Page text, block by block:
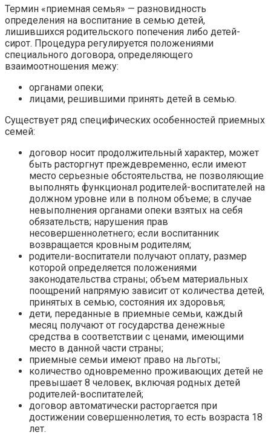
Термин «приемная семья» — разновидность
определения на воспитание в семью детей,
лишившихся родительского попечения либо детей-
сирот. Процедура регулируется положениями
специального договора, определяющего
взаимоотношения межу:
органами опеки;
лицами, решившими принять детей в семью.
Существует ряд специфических особенностей приемных
семей:
договор носит продолжительный характер, может
быть расторгнут преждевременно, если имеют
место серьезные обстоятельства, не позволяющие
выполнять функционал родителей-воспитателей на
должном уровне или в полном объеме; в случае
невыполнения органами опеки взятых на себя
обязательств; нарушения прав
несовершеннолетнего; если воспитанник
возвращается кровным родителям;
родители-воспитатели получают оплату, размер
которой определяется положениями
законодательства страны; объем материальных
поощрений напрямую зависит от количества детей,
принятых в семью, состояния их здоровья;
дети, переданные в приемные семьи, каждый
месяц получают от государства денежные
средства в соответствии с ценами, имеющими
место в данной части страны;
приемные семьи имеют право на льготы;
количество одновременно проживающих детей не
превышает 8 человек, включая родных детей
родителей-воспитателей;
договор автоматически расторгается при
достижении совершеннолетия, то есть возраста 18
лет.